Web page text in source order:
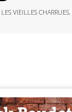
LES VIEILLES CHARRUES,